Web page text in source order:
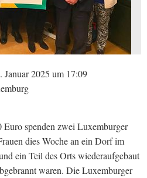
2025 um 17:09
spenden zwei Luxemburger
dies Woche an ein Dorf im
ein Teil des Orts wiederaufgebaut
waren. Die Luxemburger